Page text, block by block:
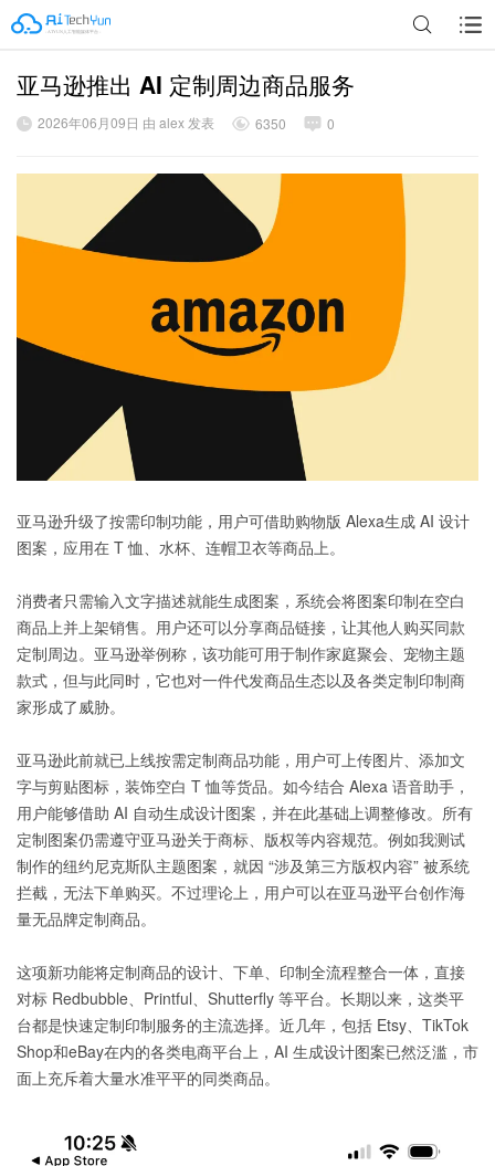
亚马逊推出 AI 定制周边商品服务
2026年06月09日 由 alex 发表 6350 0
亚马逊升级了按需印制功能，用户可借助购物版 Alexa生成 AI 设计
图案，应用在 T 恤、水杯、连帽卫衣等商品上。
消费者只需输入文字描述就能生成图案，系统会将图案印制在空白
商品上并上架销售。用户还可以分享商品链接，让其他人购买同款
定制周边。亚马逊举例称，该功能可用于制作家庭聚会、宠物主题
款式，但与此同时，它也对一件代发商品生态以及各类定制印制商
家形成了威胁。
亚马逊此前就已上线按需定制商品功能，用户可上传图片、添加文
字与剪贴图标，装饰空白 T 恤等货品。如今结合 Alexa 语音助手，
用户能够借助 AI 自动生成设计图案，并在此基础上调整修改。所有
定制图案仍需遵守亚马逊关于商标、版权等内容规范。例如我测试
制作的纽约尼克斯队主题图案，就因 “涉及第三方版权内容” 被系统
拦截，无法下单购买。不过理论上，用户可以在亚马逊平台创作海
量无品牌定制商品。
这项新功能将定制商品的设计、下单、印制全流程整合一体，直接
对标 Redbubble、Printful、Shutterfly 等平台。长期以来，这类平
台都是快速定制印制服务的主流选择。近几年，包括 Etsy、TikTok
Shop和eBay在内的各类电商平台上，AI 生成设计图案已然泛滥，市
面上充斥着大量水准平平的同类商品。